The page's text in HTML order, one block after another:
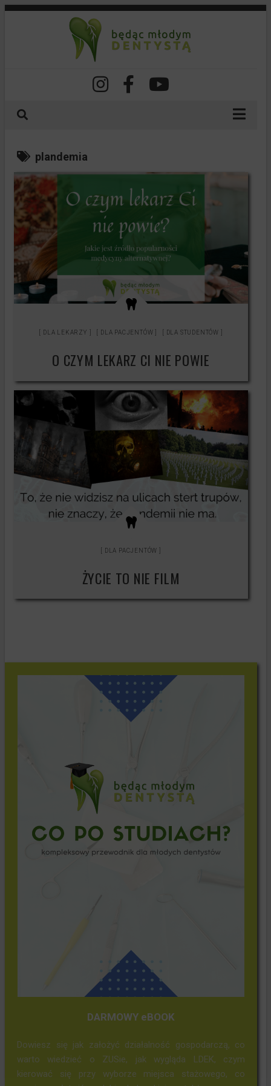
Spis treści
Dla lekarzy
Dla pacjentów
Dla studentów
Testy produktów
Księgowość
plandemia
DLA LEKARZY DLA PACJENTÓW DLA STUDENTÓW
O CZYM LEKARZ CI NIE POWIE
DLA PACJENTÓW
ŻYCIE TO NIE FILM
DARMOWY eBOOK
Dowiesz się jak założyć działalność gospodarczą, co
warto wiedzieć o ZUSie, jak wygląda LDEK, czym
kierować się przy wyborze miejsca stażowego, co